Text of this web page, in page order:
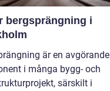
bergsprängning i
är en avgörande
i många bygg- och
särskilt i